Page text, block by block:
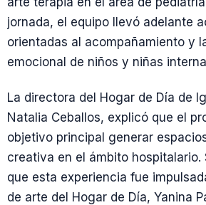
jornada, el equipo llevó adelante
orientadas al acompañamiento y
emocional de niños y niñas
La directora del Hogar de Día de
Natalia Ceballos, explicó que el
objetivo principal generar
creativa en el ámbito hospitalario.
que esta experiencia fue
de arte del Hogar de Día, Yanina